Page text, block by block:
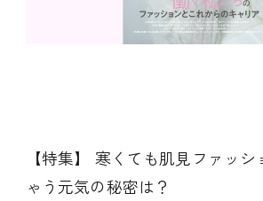
【特集】 寒くても肌見ファッ
ゃう元気の秘密は？